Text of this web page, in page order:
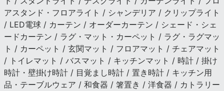
アスタンド・フロアライト / シャンデリア / クリップライト
/ LED電球 / カーテン / オーダーカーテン / シェード・シェ
ードカーテン / ラグ・マット・カーペット / ラグ・ラグマッ
ト / カーペット / 玄関マット / フロアマット / チェアマット
/ トイレマット / バスマット / キッチンマット / 時計 / 掛け
時計・壁掛け時計 / 目覚まし時計 / 置き時計 / キッチン用
品・テーブルウェア / 和食器 / 箸置き / 洋食器 / カトラリー